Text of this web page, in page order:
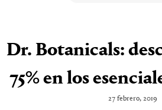
Dr. Botanicals:
75% en los
27 febrero, 2019